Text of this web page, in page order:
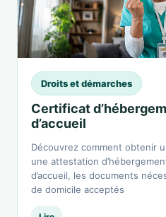
Droits et démarches
Certificat
d’accueil
Découvrez comment obtenir
une attestation
d’accueil, les documents
de domicile acceptés